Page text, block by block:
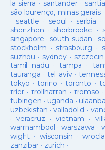
la sierra · santander ·
são lourenço, minas gerais ·
· seattle · seoul · serbia ·
shenzhen · sherbrooke ·
singapore · south sudan ·
stockholm · strasbourg ·
suzhou · sydney · szczecin
tamil nadu ·tampa ·
tauranga ·tel aviv·
tokyo ·torino ·toronto ·
trier· trollhattan · tromso ·
tübingen · uganda ·
uzbekistan · valladolid ·
· veracruz · vietnam ·
warrnambool ·warszawa ·
wight· wisconsin ·
zanzibar· zurich ·